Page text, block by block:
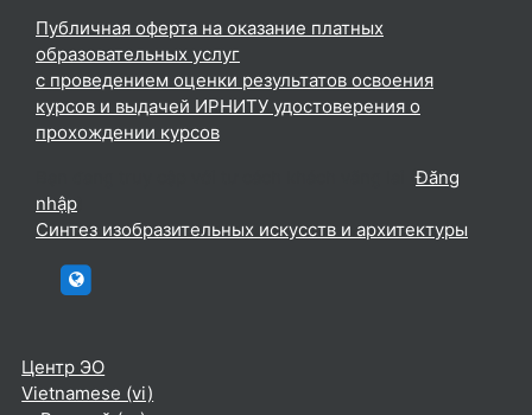
Публичная оферта на оказание платных
образовательных услуг
с проведением оценки результатов освоения
курсов и выдачей ИРНИТУ удостоверения о
прохождении курсов
Bạn đang truy cập với tư cách khách vãng lai (Đăng
nhập
Синтез изобразительных искусств и архитектуры
Центр ЭО
Vietnamese ‎(vi)‎